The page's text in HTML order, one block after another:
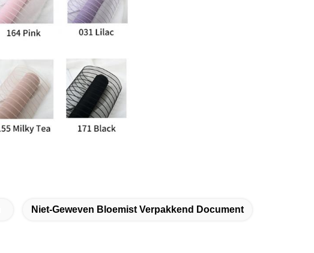
Niet-Geweven Bloemist Verpakkend Document